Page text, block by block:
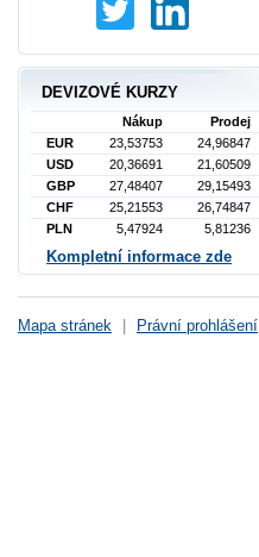
DEVIZOVÉ KURZY
Nákup
Prodej
EUR
23,53753
24,96847
USD
20,36691
21,60509
GBP
27,48407
29,15493
CHF
25,21553
26,74847
PLN
5,47924 5,81236
Kompletní informace zde
Mapa stránek Právní prohlášení